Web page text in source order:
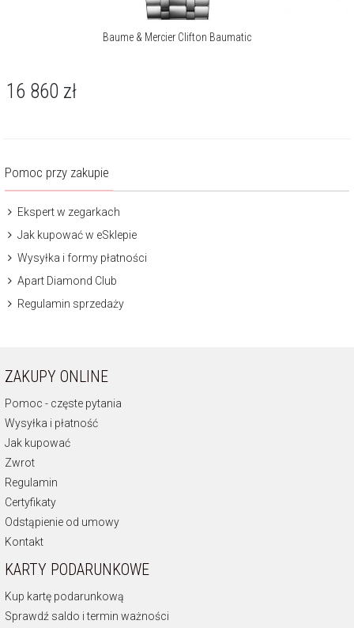
Baume & Mercier Clifton Baumatic
16 860 zł
Pomoc przy zakupie
Ekspert w zegarkach
Jak kupować w eSklepie
Wysyłka i formy płatności
Apart Diamond Club
Regulamin sprzedaży
ZAKUPY ONLINE
Pomoc - częste pytania
Wysyłka i płatność
Jak kupować
Zwrot
Regulamin
Certyfikaty
Odstąpienie od umowy
Kontakt
KARTY PODARUNKOWE
Kup kartę podarunkową
Sprawdź saldo i termin ważności